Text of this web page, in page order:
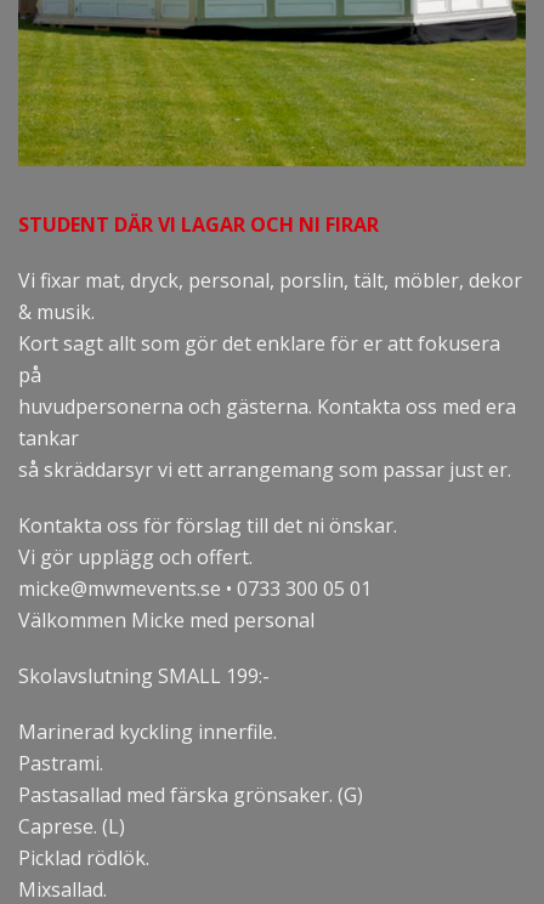
STUDENT DÄR VI LAGAR OCH NI FIRAR
Vi fixar mat, dryck, personal, porslin, tält, möbler, dekor
& musik.
Kort sagt allt som gör det enklare för er att fokusera
på
huvudpersonerna och gästerna. Kontakta oss med era
tankar
så skräddarsyr vi ett arrangemang som passar just er.
Kontakta oss för förslag till det ni önskar.
Vi gör upplägg och offert.
micke@mwmevents.se • 0733 300 05 01
Välkommen Micke med personal
Skolavslutning SMALL 199:-
Marinerad kyckling innerfile.
Pastrami.
Pastasallad med färska grönsaker. (G)
Caprese. (L)
Picklad rödlök.
Mixsallad.